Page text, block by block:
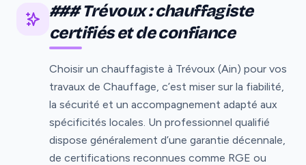
### Trévoux : chauffagiste
certifiés et de confiance
Choisir un chauffagiste à Trévoux (Ain) pour vos
travaux de Chauffage, c’est miser sur la fiabilité,
la sécurité et un accompagnement adapté aux
spécificités locales. Un professionnel qualifié
dispose généralement d’une garantie décennale,
de certifications reconnues comme RGE ou